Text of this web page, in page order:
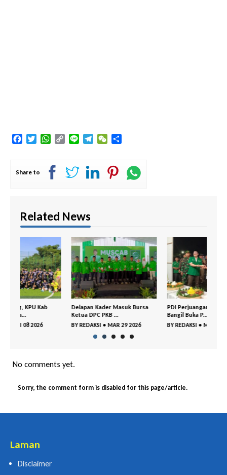
FacebookTwitterWhatsApp
Copy
Line TelegramWeChat
Share to
Related News
Delapan Kader Masuk Bursa
Ketua DPC PKB ...
BYREDAKSI MAR 29 2026
PDI Perjuangan– GP Ansor
Bangil Buka P...
BYREDAKSI MAR 18 2026
No comments yet.
Sorry, the comment form is disabled for this page/article.
Laman
Disclaimer